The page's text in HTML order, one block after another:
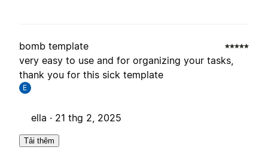
bomb template
very easy to use and for organizing your tasks,
thank you for this sick template
E
ella · 21 thg 2, 2025
Tải thêm